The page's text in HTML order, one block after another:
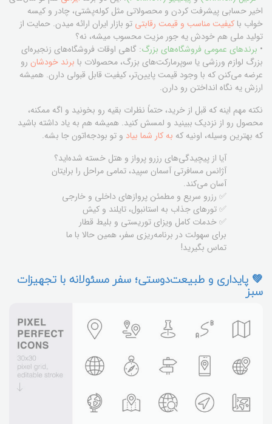
اخیر حسابی پیشرفت کردن و محصولاتی مثل کوله‌پشتی، چادر و کیسه
خواب باکیفیت مناسب و قیمت رقابتی تو بازار ایران ارائه میدن. حمایت از
تولید ملی هم خودش یه جور مزیت محسوب میشه، نه؟
• برندهای عمومی فروشگاه‌های بزرگ: گاهی اوقات فروشگاه‌های زنجیره‌ای
بزرگ لوازم ورزشی یا سوپرمارکت‌های بزرگ، محصولات با برند خودشان رو
عرضه می‌کنن که با وجود قیمت پایین‌تر، کیفیت قابل قبولی دارن. همیشه
ارزش یه نگاه انداختن رو دارن.
نکته مهم اینه که قبل از خرید، حتماً نظرات بقیه رو بخونید و اگه ممکنه،
محصول رو از نزدیک ببینید و لمسش کنید. همیشه هم به یاد داشته باشید
که بهترین وسیله، اونیه که به کار شما بیاد و تو بودجه‌اتون جا بشه.
آیا از پیچیدگی‌های رزرو پرواز و هتل خسته شده‌اید؟
آژانس مسافرتی آسمان سپید، تمامی مراحل را برایتان
آسان می‌کند.
✅ رزرو سریع و مطمئن پروازهای داخلی و خارجی
✅ تورهای جذاب به استانبول، تایلند و کیش
✅ خدمات کامل ویزای توریستی و بلیط قطار
برای سهولت در برنامه‌ریزی سفر، همین حالا با ما
تماس بگیرید!
💚 پایداری و طبیعت‌دوستی؛ سفر مسئولانه با تجهیزات
سبز